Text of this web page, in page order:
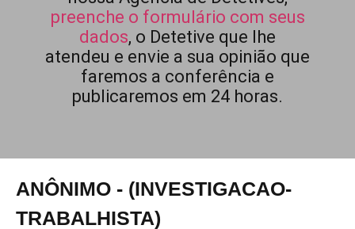
preenche o formulário com seus
dados, o Detetive que lhe
atendeu e envie a sua opinião que
faremos a conferência e
publicaremos em 24 horas.
ANÔNIMO - (INVESTIGACAO-
TRABALHISTA)